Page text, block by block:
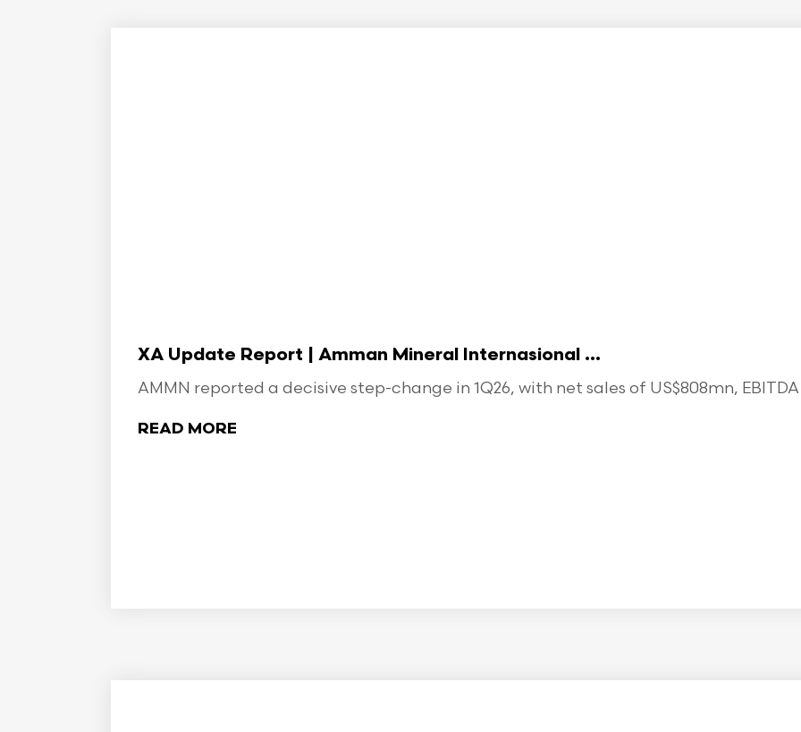
XA Update Report | Amman Mineral Internasional ...
AMMN reported a decisive step-change in 1Q26, with net sales of US$808mn, EBITDA
READ MORE